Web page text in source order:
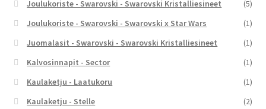
Joulukoriste - Swarovski - Swarovski Kristalliesineet
(5)
Joulukoriste - Swarovski - Swarovski x Star Wars
(1)
Juomalasit - Swarovski - Swarovski Kristalliesineet
(1)
Kalvosinnapit - Sector
(1)
Kaulaketju - Laatukoru
(1)
Kaulaketju - Stelle
(2)